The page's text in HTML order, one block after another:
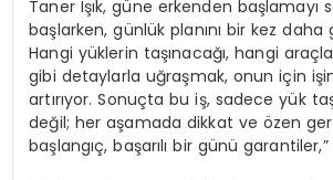
Taner Işık, güne erkenden başlamayı
başlarken, günlük planını bir kez
Hangi yüklerin taşınacağı, hangi
gibi detaylarla uğraşmak, onun için
artırıyor. Sonuçta bu iş, sadece yük
değil; her aşamada dikkat ve özen
başlangıç, başarılı bir günü